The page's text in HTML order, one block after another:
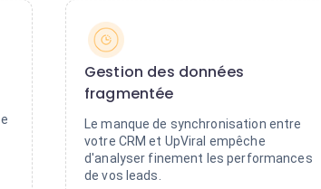
Gestion des données
fragmentée
Le manque de synchronisation entre
votre CRM et UpViral empêche
d'analyser finement les performances
de vos leads.